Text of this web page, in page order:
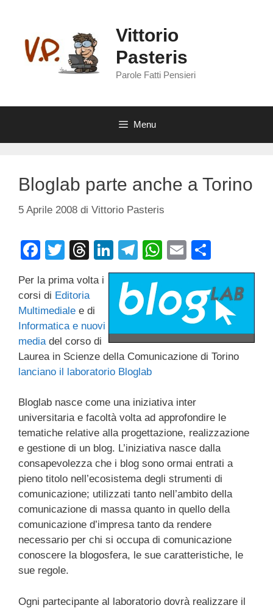
contenuto
Vittorio
Pasteris
Parole Fatti Pensieri
Menu
Bloglab parte anche a Torino
5 Aprile 2008 di Vittorio Pasteris
F
c
e
b
o
o
T
tt
er
T
e
a
d
s
Li
n
k
e
dI
n
T
el
e
gr
a
m
W
h
at
s
A
p
p
E
m
ail
o
n
di
vi
di
Per la prima volta i
corsi di Editoria
Multimediale e di
Informatica e nuovi
media del corso di
Laurea in Scienze della Comunicazione di Torino
lanciano il laboratorio Bloglab
Bloglab nasce come una iniziativa inter
universitaria e facoltà volta ad approfondire le
tematiche relative alla progettazione, realizzazione
e gestione di un blog. L’iniziativa nasce dalla
consapevolezza che i blog sono ormai entrati a
pieno titolo nell’ecosistema degli strumenti di
comunicazione; utilizzati tanto nell’ambito della
comunicazione di massa quanto in quello della
comunicazione d’impresa tanto da rendere
necessario per chi si occupa di comunicazione
conoscere la blogosfera, le sue caratteristiche, le
sue regole.
Ogni partecipante al laboratorio dovrà realizzare il